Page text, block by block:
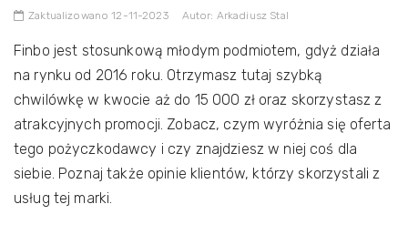
Zaktualizowano 12-11-2023 Autor: Arkadiusz Stal
Finbo jest stosunkową młodym podmiotem, gdyż działa
na rynku od 2016 roku. Otrzymasz tutaj szybką
chwilówkę w kwocie aż do 15 000 zł oraz skorzystasz z
atrakcyjnych promocji. Zobacz, czym wyróżnia się oferta
tego pożyczkodawcy i czy znajdziesz w niej coś dla
siebie. Poznaj także opinie klientów, którzy skorzystali z
usług tej marki.